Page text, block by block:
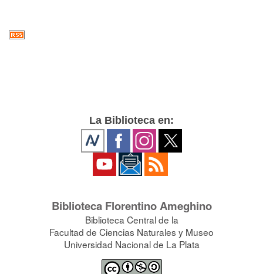
La Biblioteca en:
Biblioteca Florentino Ameghino
Biblioteca Central de la
Facultad de Ciencias Naturales y Museo
Universidad Nacional de La Plata